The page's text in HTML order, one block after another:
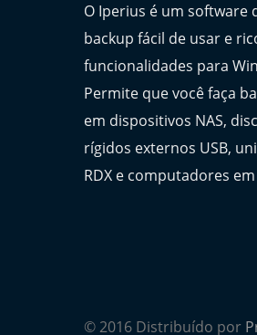
O Iperius é um software
backup fácil de usar e
funcionalidades para
Permite que você faça
em dispositivos NAS,
rígidos externos USB,
RDX e computadores
© 2016 Distribuído por